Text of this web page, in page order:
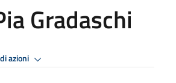
Gradaschi
azioni